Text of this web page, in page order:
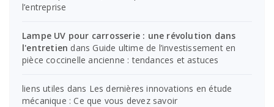
l’entreprise
Lampe UV pour carrosserie : une révolution dans
l'entretien dans Guide ultime de l’investissement en
pièce coccinelle ancienne : tendances et astuces
liens utiles dans Les dernières innovations en étude
mécanique : Ce que vous devez savoir